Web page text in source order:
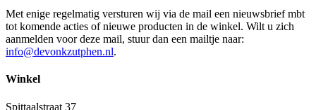
Met enige regelmatig versturen wij via de mail een nieuwsbrief mbt
tot komende acties of nieuwe producten in de winkel. Wilt u zich
aanmelden voor deze mail, stuur dan een mailtje naar:
info@devonkzutphen.nl.
Winkel
Spittaalstraat 37